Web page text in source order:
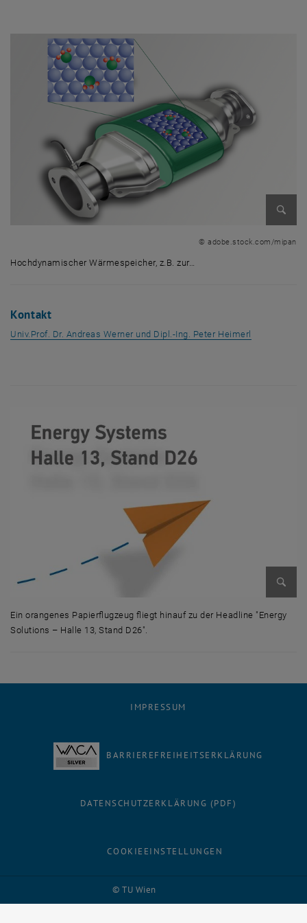
© adobe.stock.com/mipan
Hochdynamischer Wärmespeicher, z.B. zur…
Kontakt
Univ.Prof. Dr. Andreas Werner und Dipl.-Ing. Peter Heimerl
Ein orangenes Papierflugzeug fliegt hinauf zu der Headline "Energy
Solutions – Halle 13, Stand D26".
© TU Wien
IMPRESSUM
BARRIEREFREIHEITSERKLÄRUNG
DATENSCHUTZERKLÄRUNG (PDF)
COOKIEEINSTELLUNGEN